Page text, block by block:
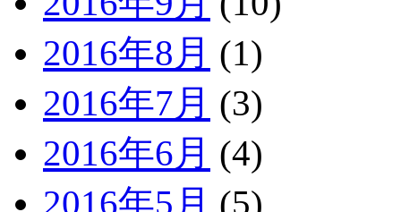
2016年8月 (1)
2016年7月 (3)
2016年6月 (4)
2016年5月 (5)